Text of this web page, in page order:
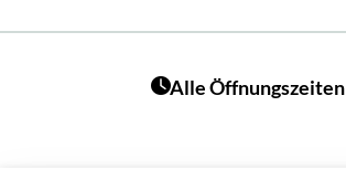
Alle Öffnungszeiten